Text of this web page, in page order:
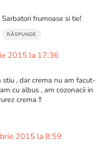
Sarbatori frumoase si tie!
RĂSPUNDE
2015 la 17:36
stiu , dar crema nu am facut-
cu albus , am cozonacii in
crema !!
2015 la 8:59